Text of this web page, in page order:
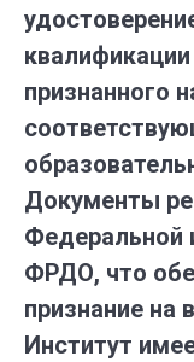
признанного
Документы
Федеральной
ФРДО, что
признание на
Институт